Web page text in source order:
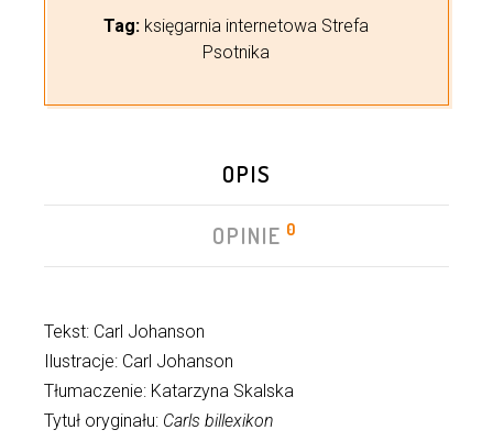
Tag: księgarnia internetowa Strefa
Psotnika
OPIS
OPINIE 0
Tekst: Carl Johanson
Ilustracje: Carl Johanson
Tłumaczenie: Katarzyna Skalska
Tytuł oryginału: Carls billexikon